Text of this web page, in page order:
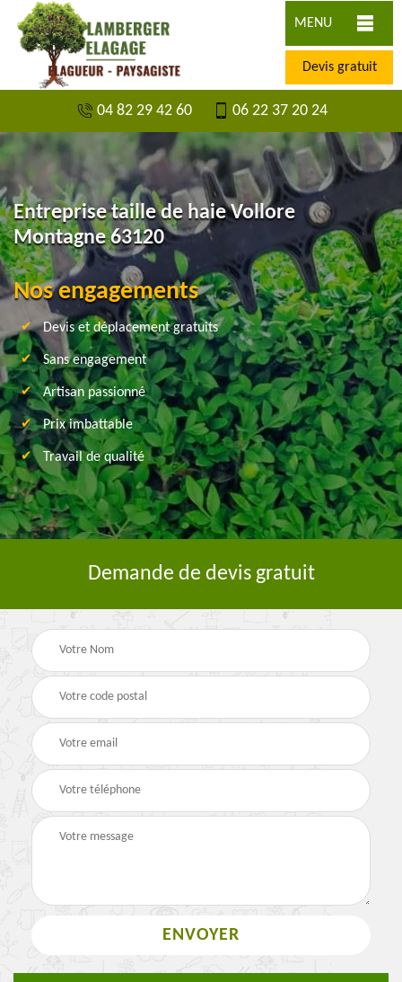
MENU
Devis gratuit
04 82 29 42 60 06 22 37 20 24
Entreprise taille de haie Vollore
Montagne 63120
Nos engagements
Devis et déplacement gratuits
Sans engagement
Artisan passionné
Prix imbattable
Travail de qualité
Demande de devis gratuit